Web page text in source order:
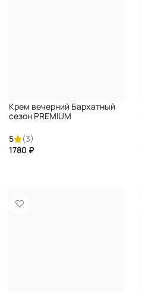
Крем вечерний Бархатный
сезон PREMIUM
5
(3)
₽